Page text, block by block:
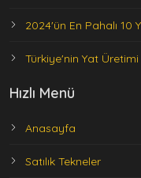
2024'ün En Pahalı 10
Türkiye'nin Yat Üretimi
Hızlı Menü
Anasayfa
Satılık Tekneler